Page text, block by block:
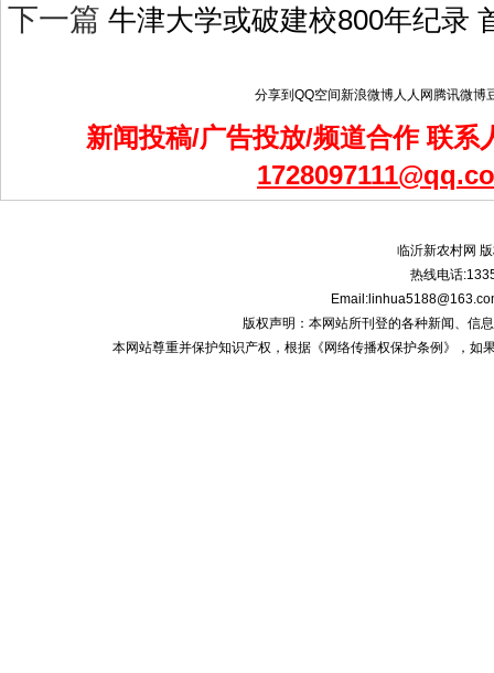
下一篇 牛津大学或破建校800年纪录
分享到 QQ空间新浪微博人人网 腾讯微博
新闻投稿/广告投放/频道合作 联系
临沂新农村网
热线电话
版权声明：本网站所刊登的各种新闻、信
本网站尊重并保护知识产权，根据《网络传播权保护条例》，如